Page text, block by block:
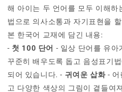
해 아이는 두 언어를 모두 이해하
법으로 의사소통과 자기표현을
본 한국어 교재에 담긴 내용:
- 첫 100 단어 - 일상 단어를 유아
꾸준히 배우도록 돕고 음성표기
되어 있습니다. - 귀여운 삽화- 어
고 다양한 색상의 그림이 곁들여